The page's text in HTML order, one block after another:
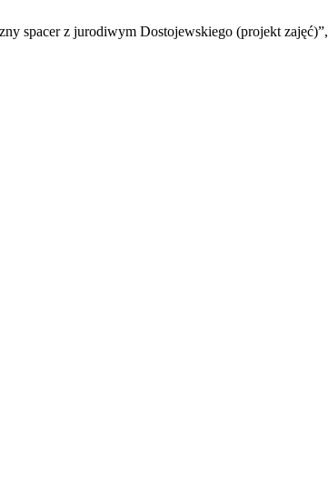
spacer z jurodiwym Dostojewskiego (projekt zajęć)”,